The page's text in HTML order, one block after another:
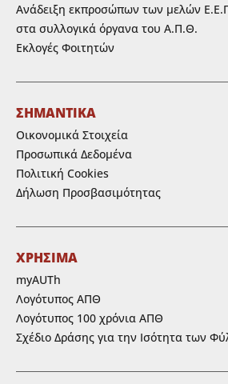
Ανάδειξη εκπροσώπων των μελών
στα συλλογικά όργανα του Α.Π.Θ.
Εκλογές Φοιτητών
ΣΗΜΑΝΤΙΚΑ
Οικονομικά Στοιχεία
Προσωπικά Δεδομένα
Πολιτική Cookies
Δήλωση Προσβασιμότητας
ΧΡΗΣΙΜΑ
myAUTh
Λογότυπος ΑΠΘ
Λογότυπος 100 χρόνια ΑΠΘ
Σχέδιο Δράσης για την Ισότητα των